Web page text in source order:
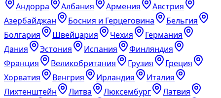
Андорра Албания Армения
Австрия
Азербайджан
Босния и Герцеговина
Бельгия
Болгария
Швейцария Чехия
Германия
Дания
Эстония Испания
Финляндия
Франция
Великобритания Грузия
Греция
Хорватия
Венгрия Ирландия
Италия
Лихтенштейн
Литва Люксембург
Латвия